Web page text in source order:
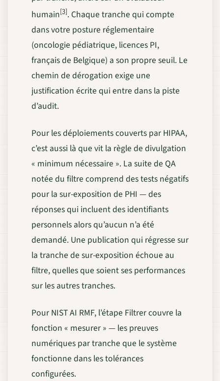
humain[3]. Chaque tranche qui compte
dans votre posture réglementaire
(oncologie pédiatrique, licences PI,
français de Belgique) a son propre seuil. Le
chemin de dérogation exige une
justification écrite qui entre dans la piste
d’audit.
Pour les déploiements couverts par HIPAA,
c’est aussi là que vit la règle de divulgation
« minimum nécessaire ». La suite de QA
notée du filtre comprend des tests négatifs
pour la sur-exposition de PHI — des
réponses qui incluent des identifiants
personnels alors qu’aucun n’a été
demandé. Une publication qui régresse sur
la tranche de sur-exposition échoue au
filtre, quelles que soient ses performances
sur les autres tranches.
Pour NIST AI RMF, l’étape Filtrer couvre la
fonction « mesurer » — les preuves
numériques par tranche que le système
fonctionne dans les tolérances
configurées.